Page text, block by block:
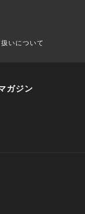
いについて
ガジン